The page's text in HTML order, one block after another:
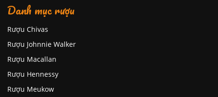
Danh mục rượu
Rượu Chivas
Rượu Johnnie Walker
Rượu Macallan
Rượu Hennessy
Rượu Meukow